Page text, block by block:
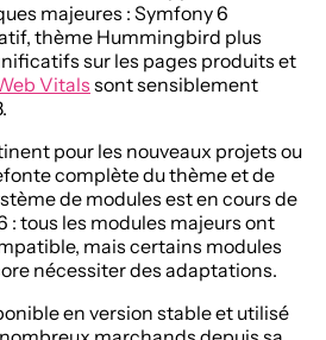
majeures : Symfony 6
thème Hummingbird plus
sur les pages produits et
Vitalssont sensiblement
pour les nouveaux projets ou
complète du thème et de
de modules est en cours de
: tous les modules majeurs ont
mais certains modules
nécessiter des adaptations.
en version stable et utilisé